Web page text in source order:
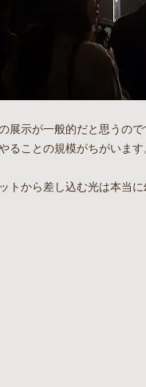
示が一般的だと思うので
ことの規模がちがいます
から差し込む光は本当に